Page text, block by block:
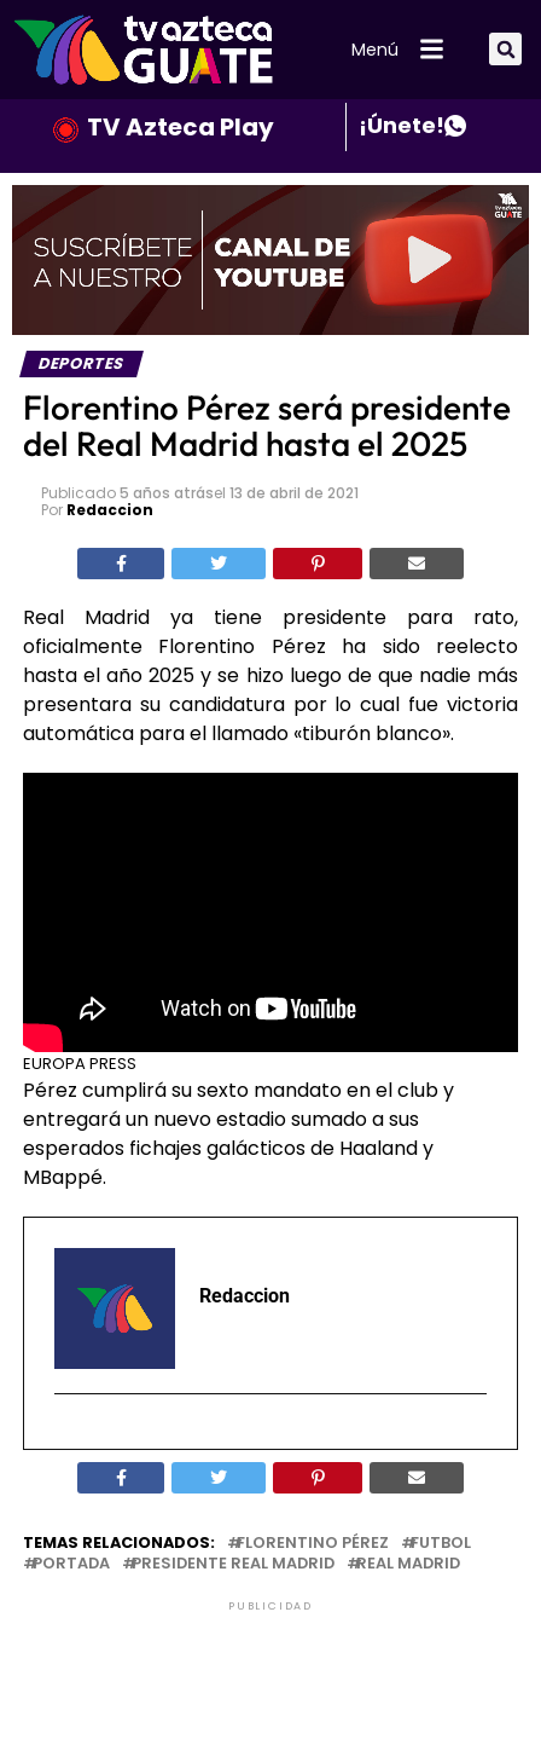
Menú
TV Azteca Play ¡Únete!
DEPORTES
Florentino Pérez será presidente
del Real Madrid hasta el 2025
Publicado5 años atrásel 13 de abril de 2021
Por Redaccion
Real Madrid ya tiene presidente para rato,
oficialmente Florentino Pérez ha sido reelecto
hasta el año 2025 y se hizo luego de que nadie más
presentara su candidatura por lo cual fue victoria
automática para el llamado «tiburón blanco».
EUROPA PRESS
Pérez cumplirá su sexto mandato en el club y
entregará un nuevo estadio sumado a sus
esperados fichajes galácticos de Haaland y
MBappé.
Redaccion
TEMAS RELACIONADOS: FLORENTINO PÉREZ
FUTBOL
PORTADA
PRESIDENTE REAL MADRID REAL MADRID
PUBLICIDAD